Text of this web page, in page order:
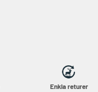
Enkla returer